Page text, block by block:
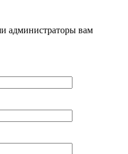
администраторы вам